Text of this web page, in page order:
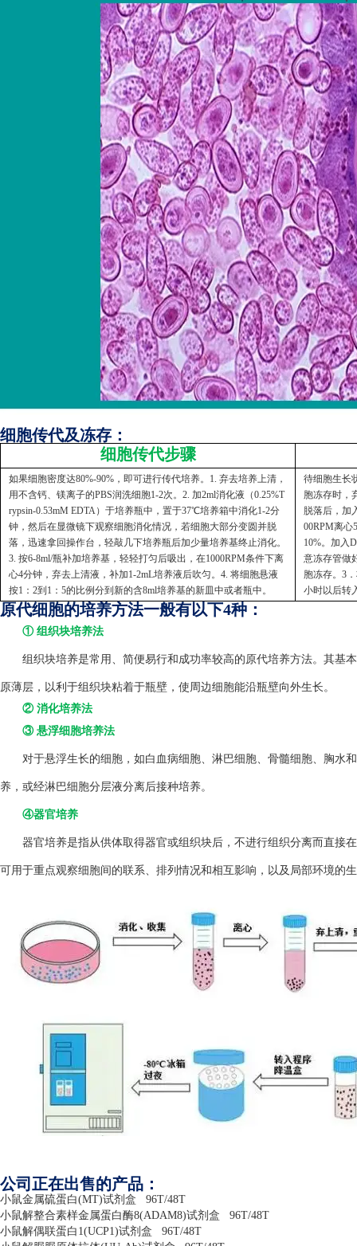
细胞传代及冻存：
细胞传代步骤
如果细胞密度达80%-90%，即可进行传代培养。1. 弃去培养上清，
用不含钙、镁离子的PBS润洗细胞1-2次。2. 加2ml消化液（0.25%T
rypsin-0.53mM EDTA）于培养瓶中，置于37℃培养箱中消化1-2分
钟，然后在显微镜下观察细胞消化情况，若细胞大部分变圆并脱
落，迅速拿回操作台，轻敲几下培养瓶后加少量培养基终止消化。
3. 按6-8ml/瓶补加培养基，轻轻打匀后吸出，在1000RPM条件下离
心4分钟，弃去上清液，补加1-2mL培养液后吹匀。4. 将细胞悬液
按1：2到1：5的比例分到新的含8ml培养基的新皿中或者瓶中。
待细胞生长
胞冻存时，
脱落后，加
00RPM离心
10%。加入
意冻存管做
胞冻存。3
小时以后转
原代细胞的培养方法一般有以下4种：
① 组织块培养法
组织块培养是常用、简便易行和成功率较高的原代培养方法。其基
原薄层，以利于组织块粘着于瓶壁，使周边细胞能沿瓶壁向外生长。
② 消化培养法
③ 悬浮细胞培养法
对于悬浮生长的细胞，如白血病细胞、淋巴细胞、骨髓细胞、胸水
养，或经淋巴细胞分层液分离后接种培养。
④器官培养
器官培养是指从供体取得器官或组织块后，不进行组织分离而直接
可用于重点观察细胞间的联系、排列情况和相互影响，以及局部环境的
公司正在出售的产品：
小鼠金属硫蛋白(MT)试剂盒
96T/48T
小鼠解整合素样金属蛋白酶8(ADAM8)试剂盒
96T/48T
小鼠解偶联蛋白 1(UCP1)试剂盒
96T/48T